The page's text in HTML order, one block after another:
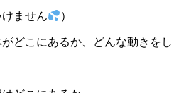
けません ）
どこにあるか、どんな動きを